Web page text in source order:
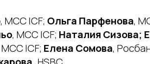
, MCC ICF; Ольга Парфенова,
, MCC ICF; Наталия Сизова;
ICF; Елена Сомова,